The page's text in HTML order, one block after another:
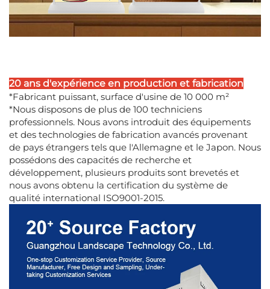
20 ans d'expérience en production et fabrication
*Fabricant puissant, surface d'usine de 10 000 m²
*Nous disposons de plus de 100 techniciens
professionnels. Nous avons introduit des équipements
et des technologies de fabrication avancés provenant
de pays étrangers tels que l'Allemagne et le Japon. Nous
possédons des capacités de recherche et
développement, plusieurs produits sont brevetés et
nous avons obtenu la certification du système de
qualité international ISO9001-2015.